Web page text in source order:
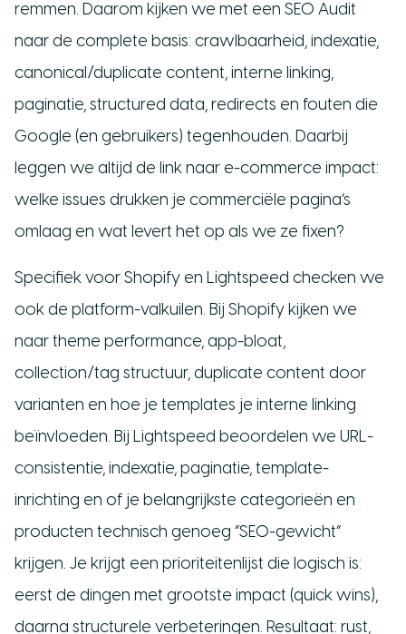
remmen. Daarom kijken we met een SEO Audit
naar de complete basis: crawlbaarheid, indexatie,
canonical/duplicate content, interne linking,
paginatie, structured data, redirects en fouten die
Google (en gebruikers) tegenhouden. Daarbij
leggen we altijd de link naar e-commerce impact:
welke issues drukken je commerciële pagina’s
omlaag en wat levert het op als we ze fixen?
Specifiek voor Shopify en Lightspeed checken we
ook de platform-valkuilen. Bij Shopify kijken we
naar theme performance, app-bloat,
collection/tag structuur, duplicate content door
varianten en hoe je templates je interne linking
beïnvloeden. Bij Lightspeed beoordelen we URL-
consistentie, indexatie, paginatie, template-
inrichting en of je belangrijkste categorieën en
producten technisch genoeg “SEO-gewicht”
krijgen. Je krijgt een prioriteitenlijst die logisch is:
eerst de dingen met grootste impact (quick wins),
daarna structurele verbeteringen. Resultaat: rust,